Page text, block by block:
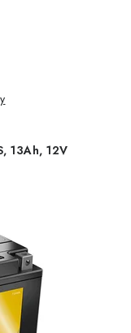
13Ah, 12V